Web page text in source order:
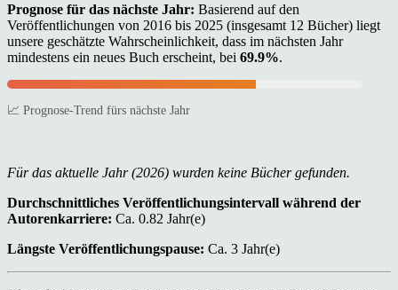
Prognose für das nächste Jahr: Basierend auf den
Veröffentlichungen von 2016 bis 2025 (insgesamt 12 Bücher) liegt
unsere geschätzte Wahrscheinlichkeit, dass im nächsten Jahr
mindestens ein neues Buch erscheint, bei 69.9%.
📈 Prognose-Trend fürs nächste Jahr
Für das aktuelle Jahr (2026) wurden keine Bücher gefunden.
Durchschnittliches Veröffentlichungsintervall während der
Autorenkarriere: Ca. 0.82 Jahr(e)
Längste Veröffentlichungspause: Ca. 3 Jahr(e)